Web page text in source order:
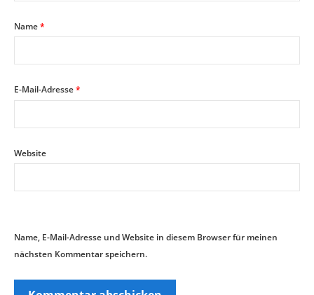
Name*
E-Mail-Adresse*
Website
Name, E-Mail-Adresse und Website in diesem Browser für meinen
nächsten Kommentar speichern.